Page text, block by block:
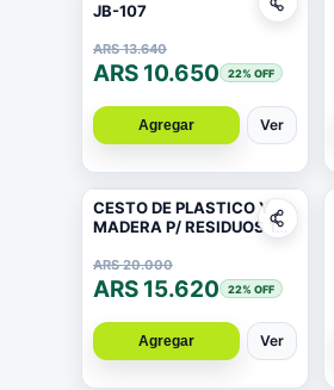
JB-107
ARS 13.640
ARS 10.650 22% OFF
Agregar Ver
CESTO DE PLASTICO Y
MADERA P/ RESIDUOS 19X
ARS 20.000
ARS 15.620 22% OFF
Agregar Ver